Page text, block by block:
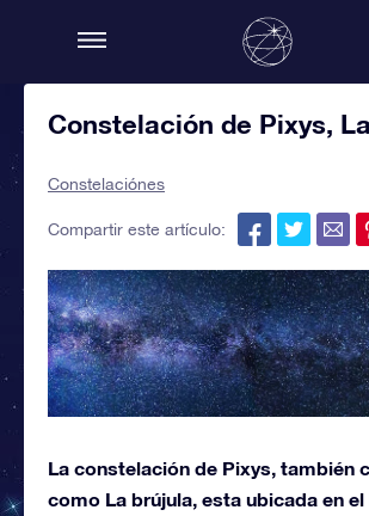
Constelación de Pixys,
Constelaciónes
Compartir este artículo:
La constelación de Pixys, también
como La brújula, esta ubicada en